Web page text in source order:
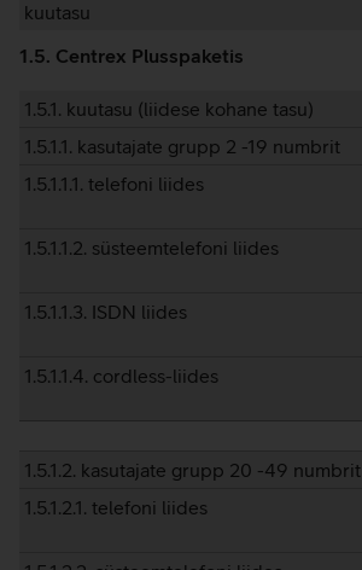
kuutasu
1.5. Centrex Plusspaketis
1.5.1. kuutasu (liidese kohane tasu)
1.5.1.1. kasutajate grupp 2 -19 numbrit
1.5.1.1.1. telefoni liides
1.5.1.1.2. süsteemtelefoni liides
1.5.1.1.3. ISDN liides
1.5.1.1.4. cordless-liides
1.5.1.2. kasutajate grupp 20 -49 numbrit
1.5.1.2.1. telefoni liides